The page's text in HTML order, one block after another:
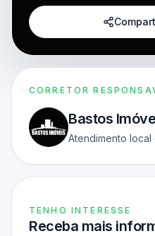
CORRETOR
Bastos
Atendimento local
TENHO INTERESSE
Receba mais